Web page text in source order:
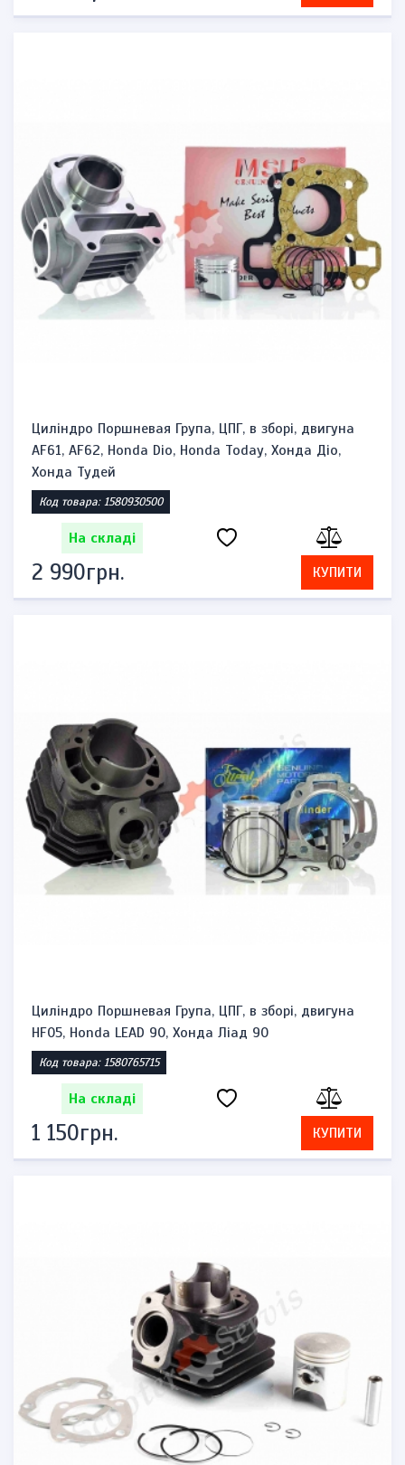
Циліндро Поршневая Група, ЦПГ, в зборі, двигуна
AF61, AF62, Honda Dio, Honda Today, Хонда Діо,
Хонда Тудей
Код товара: 1580930500
На складі
2 990грн. КУПИТИ
Циліндро Поршневая Група, ЦПГ, в зборі, двигуна
HF05, Honda LEAD 90, Хонда Ліад 90
Код товара: 1580765715
На складі
1 150грн. КУПИТИ